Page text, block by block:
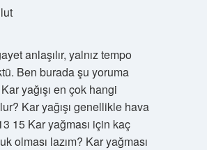
anlaşılır, yalnız tempo
Ben burada şu yoruma
yağışı en çok hangi
Kar yağışı genellikle hava
15 Kar yağması için kaç
olması lazım? Kar yağması